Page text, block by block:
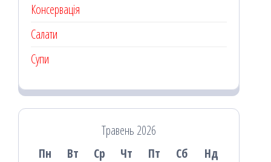
Консервація
Салати
Супи
Травень 2026
Пн
Вт Ср Чт Пт Сб
Нд